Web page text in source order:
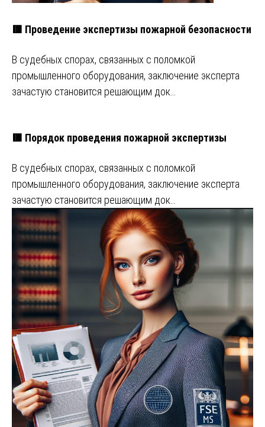
🟥 Проведение экспертизы пожарной безопасности
В судебных спорах, связанных с поломкой
промышленного оборудования, заключение эксперта
зачастую становится решающим док…
🟥 Порядок проведения пожарной экспертизы
В судебных спорах, связанных с поломкой
промышленного оборудования, заключение эксперта
зачастую становится решающим док…